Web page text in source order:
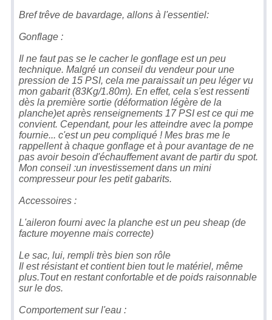
Bref trêve de bavardage, allons à l'essentiel:
Gonflage :
Il ne faut pas se le cacher le gonflage est un peu
technique. Malgré un conseil du vendeur pour une
pression de 15 PSI, cela me paraissait un peu léger vu
mon gabarit (83Kg/1.80m). En effet, cela s'est ressenti
dès la première sortie (déformation légère de la
planche)et après renseignements 17 PSI est ce qui me
convient. Cependant, pour les atteindre avec la pompe
fournie... c'est un peu compliqué ! Mes bras me le
rappellent à chaque gonflage et à pour avantage de ne
pas avoir besoin d'échauffement avant de partir du spot.
Mon conseil :un investissement dans un mini
compresseur pour les petit gabarits.
Accessoires :
L'aileron fourni avec la planche est un peu sheap (de
facture moyenne mais correcte)
Le sac, lui, rempli très bien son rôle
Il est résistant et contient bien tout le matériel, même
plus.Tout en restant confortable et de poids raisonnable
sur le dos.
Comportement sur l'eau :